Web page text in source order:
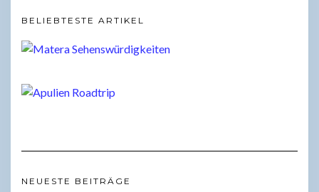
BELIEBTESTE ARTIKEL
NEUESTE BEITRÄGE